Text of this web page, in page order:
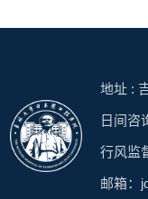
地址 :
日间咨
行风监
邮箱：